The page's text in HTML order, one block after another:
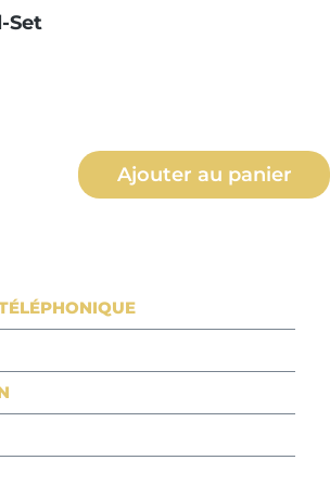
Set
: Entrez la
Ajouter au panier